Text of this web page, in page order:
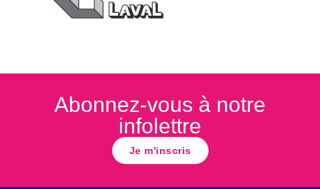
Abonnez-vous à notre
infolettre
Je m'inscris